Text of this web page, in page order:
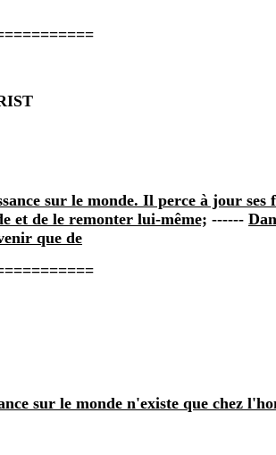
sur le monde. Il perce à jour
et de le remonter lui‑même; ------
que de
sur le monde n'existe que chez